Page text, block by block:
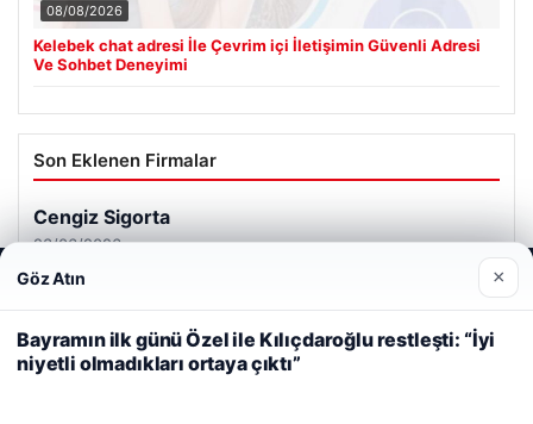
08/08/2026
Kelebek chat adresi İle Çevrim içi İletişimin Güvenli Adresi
Ve Sohbet Deneyimi
Son Eklenen Firmalar
Cengiz Sigorta
23/06/2026
Web sitemizi nasıl kullandığınızı daha iyi anlayabilmek,
deneyiminizi kişiselleştirmek ve geliştirmek amacıyla çerezler
kullanıyoruz.Çerez Politikamız
Reddet Kabul Et
Göz Atın ×
Bayramın ilk günü Özel ile Kılıçdaroğlu restleşti: “İyi
niyetli olmadıkları ortaya çıktı”